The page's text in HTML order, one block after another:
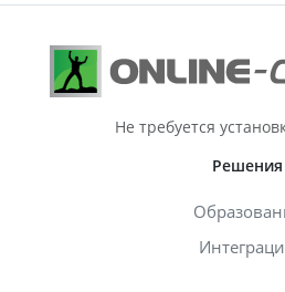
Не требуется
Решения